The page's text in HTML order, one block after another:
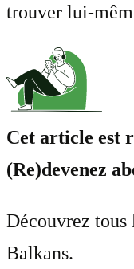
trouver lui-
Cet article est
(Re)devenez
Découvrez tous
Balkans.